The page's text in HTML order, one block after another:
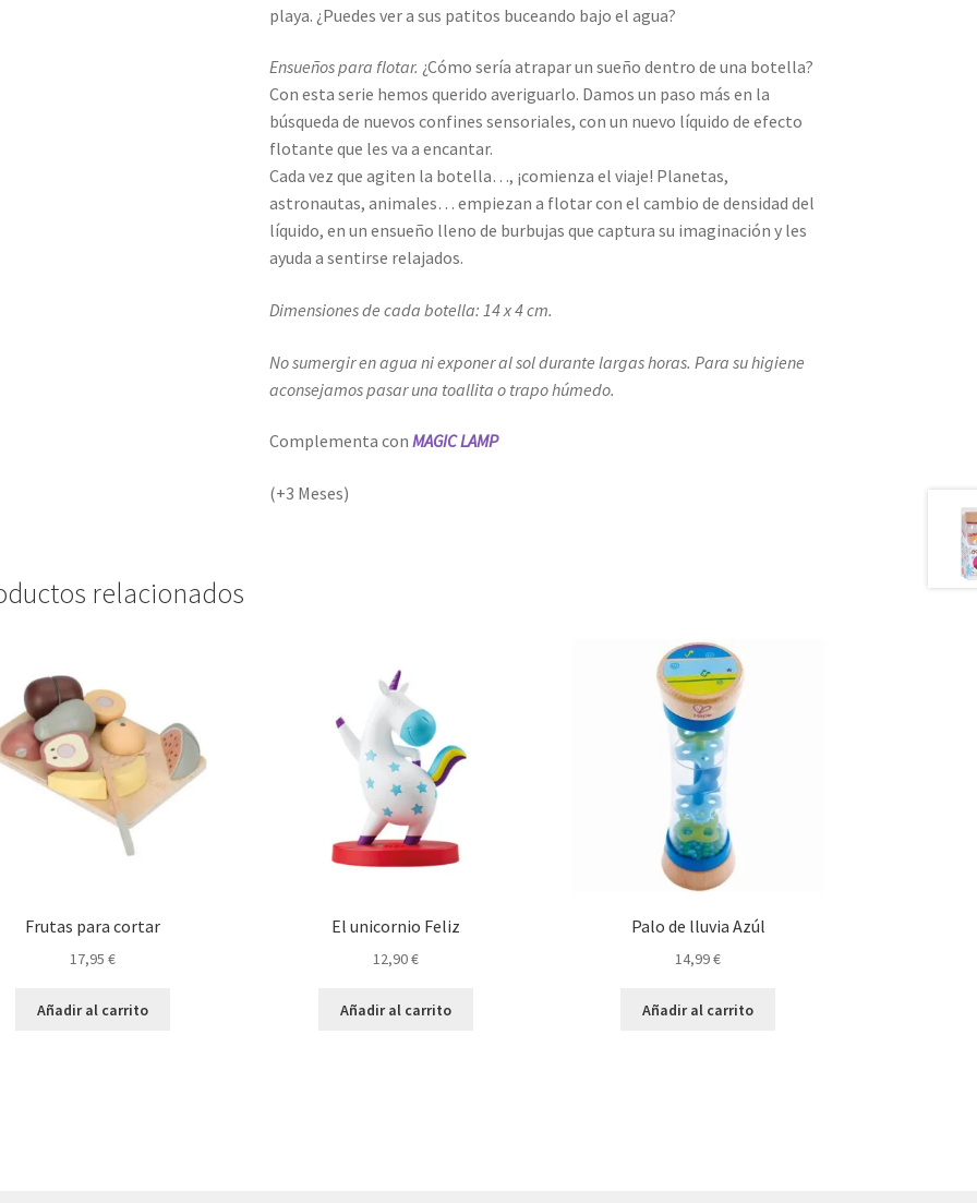
playa. ¿Puedes ver a sus patitos buceando bajo el agua?
Ensueños para flotar. ¿Cómo sería atrapar un sueño dentro de una botella?
Con esta serie hemos querido averiguarlo. Damos un paso más en la
búsqueda de nuevos confines sensoriales, con un nuevo líquido de efecto
flotante que les va a encantar.
Cada vez que agiten la botella…, ¡comienza el viaje! Planetas,
astronautas, animales… empiezan a flotar con el cambio de densidad del
líquido, en un ensueño lleno de burbujas que captura su imaginación y les
ayuda a sentirse relajados.
Dimensiones de cada botella: 14 x 4 cm.
No sumergir en agua ni exponer al sol durante largas horas. Para su higiene
aconsejamos pasar una toallita o trapo húmedo.
Complementa conMAGIC LAMP
(+3 Meses)
relacionados
Frutas para cortar
17,95€
Añadir al carrito
El unicornio Feliz
12,90€
Añadir al carrito
Palo de lluvia Azúl
14,99€
Añadir al carrito